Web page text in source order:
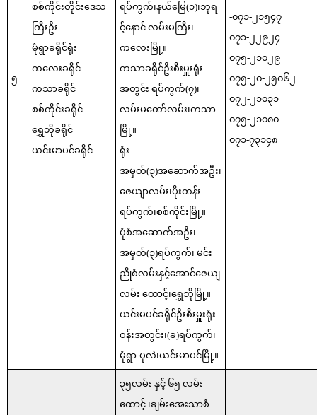
၅
စစ်ကိုင်းတိုင်းဒေသ
ကြီးဦး
မုံရွာခရိုင်ရုံး
ကလေးခရိုင်
ကသာခရိုင်
စစ်ကိုင်းခရိုင်
ရွှေဘိုခရိုင်
ယင်းမာပင်ခရိုင်
ရပ်ကွက်၊နယ်မြေ(၁)၊ဘုရ
င့်နောင် လမ်းမကြီး၊
ကလေးမြို့။
ကသာခရိုင်ဦးစီးမှူးရုံး
အတွင်း ရပ်ကွက်(၇)၊
လမ်းမတော်လမ်း၊ကသာ
မြို့။
ရုံး
အမှတ်(၃)အဆောက်အဦး၊
ဇေယျာလမ်း၊ပိုးတန်း
ရပ်ကွက်၊စစ်ကိုင်းမြို့။
ပုံစံအဆောက်အဦး၊
အမှတ်(၃)ရပ်ကွက်၊ မင်း
ညိုစံလမ်းနှင့်အောင်ဇေယျ
လမ်း ထောင့်၊ရွှေဘိုမြို့။
ယင်းမပင်ခရိုင်ဦးစီးမှူးရုံး
ဝန်းအတွင်း၊(ခ)ရပ်ကွက်၊
မုံရွာ-ပုလဲ၊ယင်းမာပင်မြို့။
-၀၇၁-၂၁၅၄၇
၀၇၁-၂၂၉၂၄
၀၇၅-၂၁၀၂၉
၀၇၅-၂၀-၂၅၀၆၂
၀၇၂-၂၁၀၃၁
၀၇၅-၂၁၀၈၀
၀၇၁-၇၃၁၄၈
၃၅လမ်း နှင့် ၆၅ လမ်း
ထောင့် ၊ချမ်းအေးသာစံ